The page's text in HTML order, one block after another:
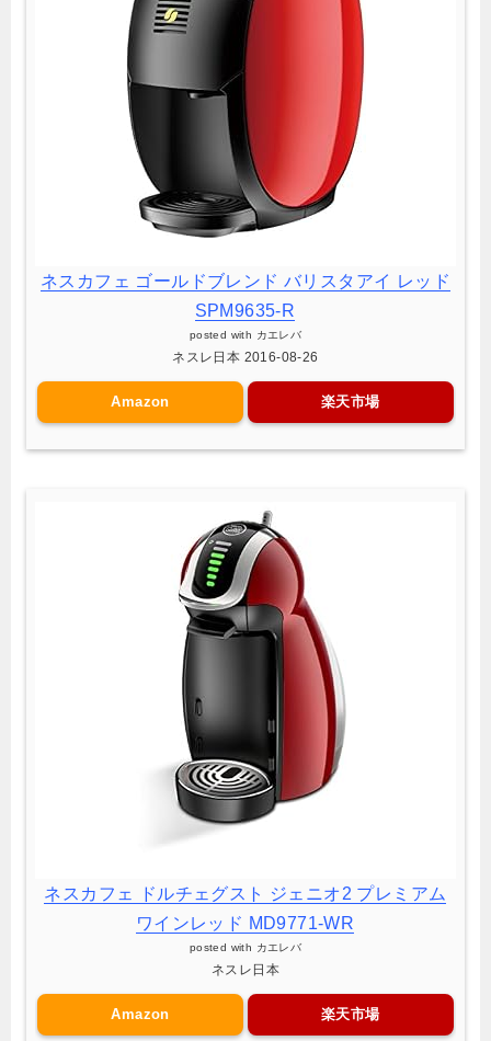
ネスカフェ ゴールドブレンド バリスタアイ レッド
SPM9635-R
posted with カエレバ
ネスレ日本 2016-08-26
Amazon 楽天市場
ネスカフェ ドルチェグスト ジェニオ2 プレミアム
ワインレッド MD9771-WR
posted with カエレバ
ネスレ日本
Amazon 楽天市場